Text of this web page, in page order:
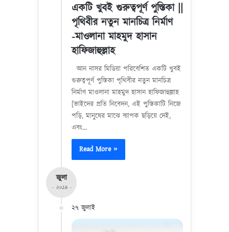
একটি খুবই গুরুত্বপূর্ণ পুস্তিকা ||
পৃথিবীর নতুন মানচিত্র নির্মাণ
-মাওলানা মাহমুদ হাসান
হাফিজাহুল্লাহ
আন নাসর মিডিয়া পরিবেশিত একটি খুবই
গুরুত্বপূর্ণ পুস্তিকা পৃথিবীর নতুন মানচিত্র
নির্মাণ মাওলানা মাহমুদ হাসান হাফিজাহুল্লাহ
[ভাইদের প্রতি নিবেদন, এই পুস্তিকাটি নিজে
পড়ি, মানুষের মাঝে ব্যাপক ছড়িয়ে দেই,
এবং…
Read More »
জুলা
- ২০১৯ -
২৭ জুলাই